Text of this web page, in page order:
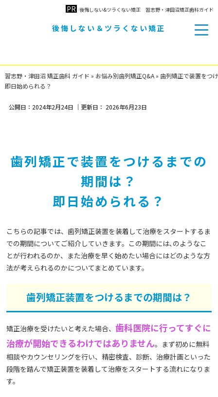
後悔しない&ツラくない矯正 習志野・津田沼矯正歯科ガイド
後悔しない＆ツラくない矯正
習志野・津田沼 矯正歯科 ガイド » お悩み別歯列矯正Q&A » 歯列矯正で装置をつ
即日始められる？
公開日： 2024年2月24日 ｜更新日： 2026年6月23日
歯列矯正で装置をつけるまでの
期間は？
即日始められる？
こちらの記事では、歯列矯正装置を装着して治療をスタートするま
での期間についてご紹介していきます。この期間には､のようなこ
とが行われるのか、また治療を早く始めたい場合にはどのような方
法が考えられるのかについてまとめています。
歯列矯正装置をつけるまでの期間は？
矯正治療を受けたいと考えた場合、歯科医院に行ってすぐに
治療が開始できるわけではありません。まず初めに無料
相談やカウンセリングを行い、精密検査、診断、治療計画といった
段階を踏んで矯正装置を装着して治療をスタートする流れになりま
す。